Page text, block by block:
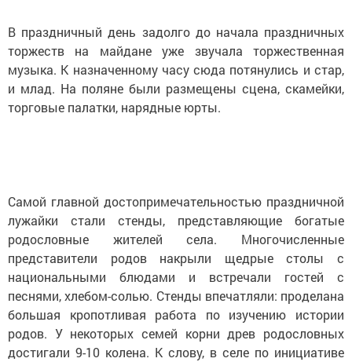
В праздничный день задолго до начала праздничных
торжеств на майдане уже звучала торжественная
музыка. К назначенному часу сюда потянулись и стар,
и млад. На поляне были размещены сцена, скамейки,
торговые палатки, нарядные юрты.
Самой главной достопримечательностью праздничной
лужайки стали стенды, представляющие богатые
родословные жителей села. Многочисленные
представители родов накрыли щедрые столы с
национальными блюдами и встречали гостей с
песнями, хлебом-солью. Стенды впечатляли: проделана
большая кропотливая работа по изучению истории
родов. У некоторых семей корни древ родословных
достигали 9-10 колена. К слову, в селе по инициативе